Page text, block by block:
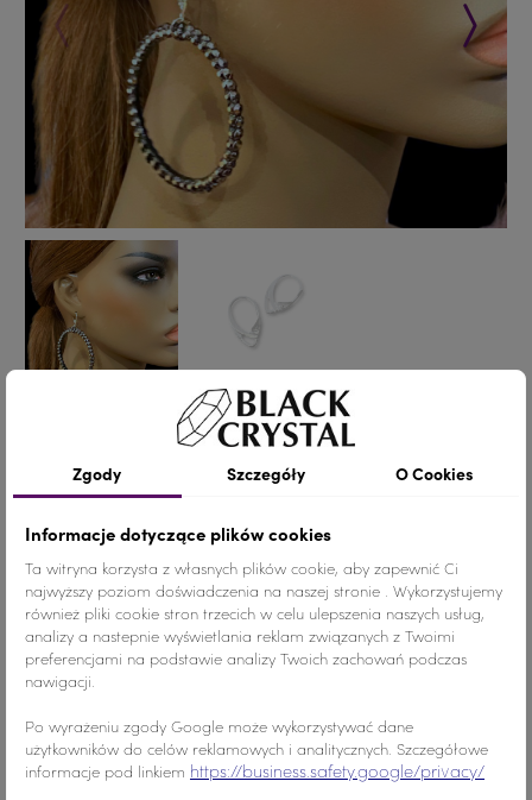
Poprzedni
KOLCZYKI / JET HEMATITE / 5cm
/ 1 para
79,00 zł
KOLCZYKI DO TAŃCA Z CYRKONII
Szczegóły produktu
Zgody Szczegóły O Cookies
Informacje dotyczące plików cookies
Ta witryna korzysta z własnych plików cookie, aby zapewnić Ci
najwyższy poziom doświadczenia na naszej stronie . Wykorzystujemy
również pliki cookie stron trzecich w celu ulepszenia naszych usług,
analizy a nastepnie wyświetlania reklam związanych z Twoimi
preferencjami na podstawie analizy Twoich zachowań podczas
nawigacji.
Po wyrażeniu zgody Google może wykorzystywać dane
użytkowników do celów reklamowych i analitycznych. Szczegółowe
informacje pod linkiem https://business.safety.google/privacy/